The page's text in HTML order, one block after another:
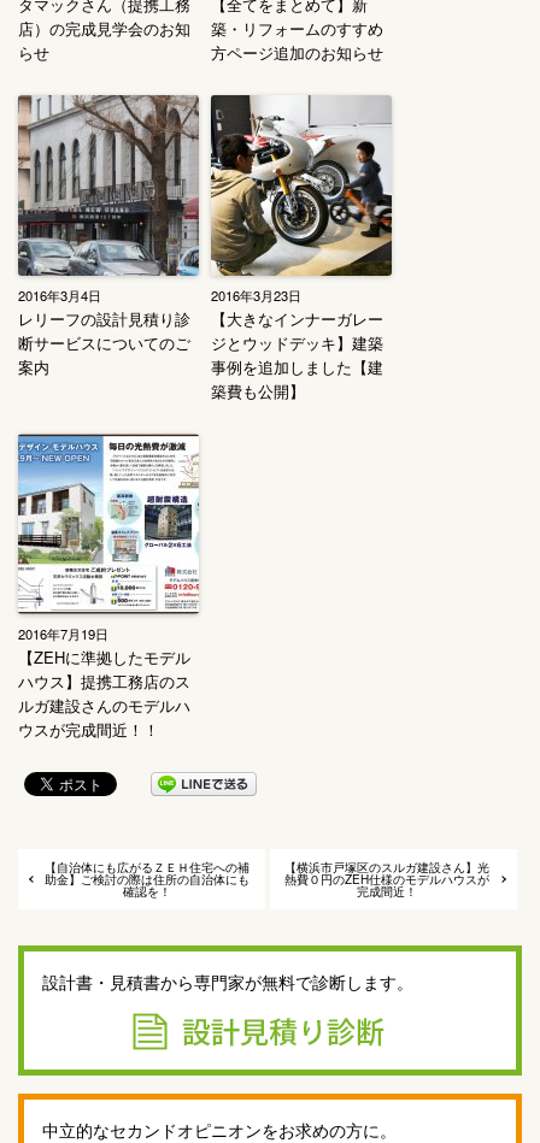
店）の完成見学会のお知
らせ
築・リフォームのすすめ
方ページ追加のお知らせ
2016年3月4日
レリーフの設計見積り診
断サービスについてのご
案内
2016年3月23日
【大きなインナーガレー
ジとウッドデッキ】建築
事例を追加しました【建
築費も公開】
2016年7月19日
【ZEHに準拠したモデル
ハウス】提携工務店のス
ルガ建設さんのモデルハ
ウスが完成間近！！
【自治体にも広がるＺＥＨ住宅への補
助金】ご検討の際は住所の自治体にも
確認を！
【横浜市戸塚区のスルガ建設さん】光
熱費０円のZEH仕様のモデルハウスが
完成間近！
設計書・見積書から専門家が無料で診断します。
中立的なセカンドオピニオンをお求めの方に。